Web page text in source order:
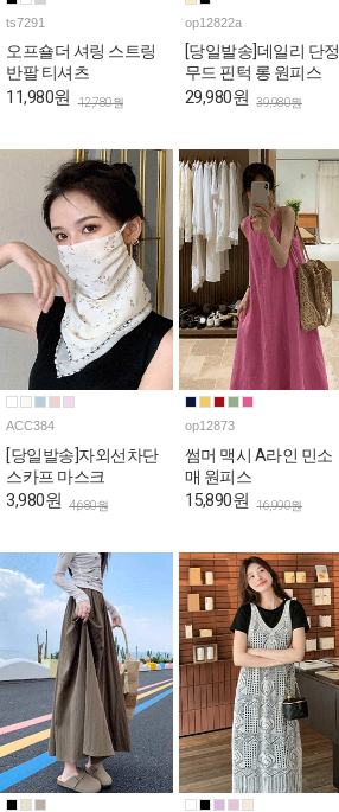
ts7291
오프숄더 셔링 스트링
반팔 티셔츠
11,980원 12,780원
op12822a
[당일발송]데일리 단정
무드 핀턱 롱 원피스
29,980원 39,980원
ACC384
[당일발송]자외선차단
스카프 마스크
3,980원 4,680원
op12873
썸머 맥시 A라인 민소
매 원피스
15,890원 16,990원